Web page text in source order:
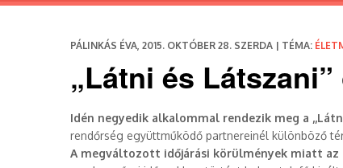
PÁLINKÁS ÉVA, 2015. OKTÓBER 28. SZERDA | TÉMA:
„Látni és
Idén negyedik alkalommal rendezik meg a
rendőrség együttműködő partnereinél különböző
A megváltozott időjárási körülmények miatt az